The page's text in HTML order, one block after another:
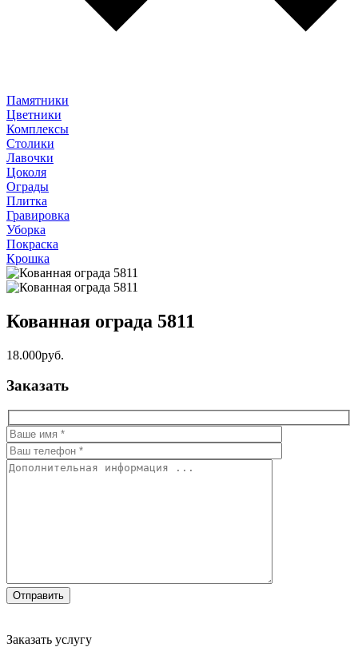
Памятники
Цветники
Комплексы
Столики
Лавочки
Цоколя
Ограды
Плитка
Гравировка
Уборка
Покраска
Крошка
Кованная ограда 5811
18.000руб.
Заказать
Заказать услугу